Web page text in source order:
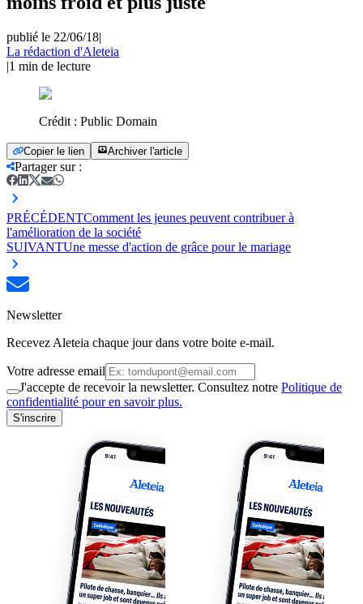
publié le 22/06/18|
La rédaction d'Aleteia
|1 min de lecture
Crédit : Public Domain
Copier le lien Archiver l'article
Partager sur:
PRÉCÉDENTComment les jeunes peuvent contribuer à
l'amélioration de la société
SUIVANTUne messe d'action de grâce pour le mariage
Newsletter
Recevez Aleteia chaque jour dans votre boite e-mail.
Votre adresse email
J'accepte de recevoir la newsletter. Consultez notre Politique de
confidentialité pour en savoir plus.
S'inscrire